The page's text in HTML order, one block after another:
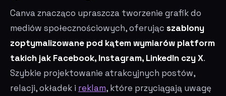
Canva znacząco upraszcza tworzenie grafik do
mediów społecznościowych, oferując szablony
zoptymalizowane pod kątem wymiarów platform
takich jak Facebook, Instagram, LinkedIn czy X.
Szybkie projektowanie atrakcyjnych postów,
relacji, okładek i reklam, które przyciągają uwagę